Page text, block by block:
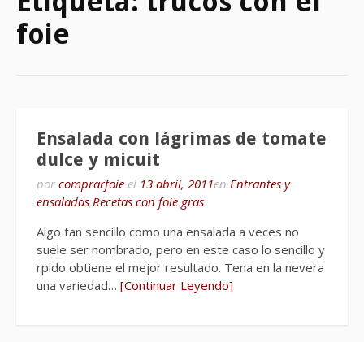
foie
Ensalada con lágrimas de tomate
dulce y micuit
por comprarfoie el 13 abril, 2011en Entrantes y
ensaladas,Recetas con foie gras
Algo tan sencillo como una ensalada a veces no
suele ser nombrado, pero en este caso lo sencillo y
rpido obtiene el mejor resultado. Tena en la nevera
una variedad… [Continuar Leyendo]